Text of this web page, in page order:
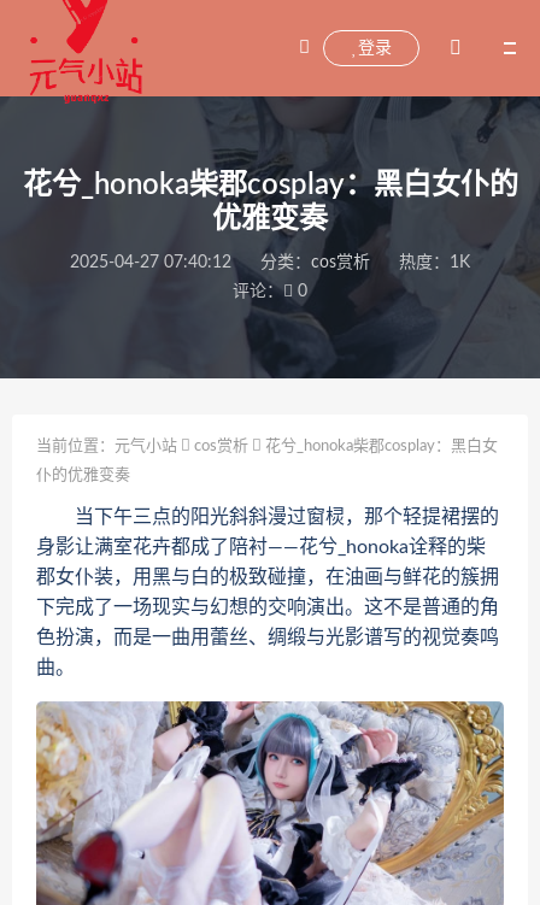
登录
花兮_honoka柴郡cosplay：黑白女仆的
优雅变奏
2025-04-27 07:40:12 分类： cos赏析
热度：1K
评论：
0
当前位置： 元气小站 cos赏析
花兮_honoka柴郡cosplay：黑白女
仆的优雅变奏
当下午三点的阳光斜斜漫过窗棂，那个轻提裙摆的
身影让满室花卉都成了陪衬——花兮_honoka诠释的柴
郡女仆装，用黑与白的极致碰撞，在油画与鲜花的簇拥
下完成了一场现实与幻想的交响演出。这不是普通的角
色扮演，而是一曲用蕾丝、绸缎与光影谱写的视觉奏鸣
曲。